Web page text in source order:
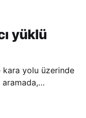
yüklü
kara yolu üzerinde
edilen